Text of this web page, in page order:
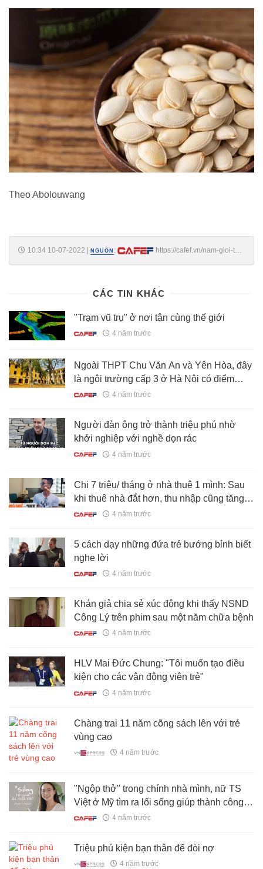
Theo Abolouwang
10:34 10-07-2022 NGUỒN :
https://cafef.vn/nam-gioi-tu-
CÁC TIN KHÁC
"Trạm vũ trụ" ở nơi tận cùng thế giới
4 năm trước
Ngoài THPT Chu Văn An và Yên Hòa, đây
là ngôi trường cấp 3 ở Hà Nội có điểm
chuẩn cao ngất ngưởng năm nay: Xem
4 năm trước
Người đàn ông trở thành triệu phú nhờ
khởi nghiệp với nghề dọn rác
4 năm trước
Chi 7 triệu/ tháng ở nhà thuê 1 mình: Sau
khi thuê nhà đắt hơn, thu nhập cũng tăng
lên theo 4 năm trước
5 cách dạy những đứa trẻ bướng bỉnh biết
nghe lời
4 năm trước
Khán giả chia sẻ xúc động khi thấy NSND
Công Lý trên phim sau một năm chữa bệnh
4 năm trước
HLV Mai Đức Chung: "Tôi muốn tạo điều
kiện cho các vận động viên trẻ"
4 năm trước
Chàng trai 11 năm cõng sách lên với trẻ
vùng cao
4 năm trước
"Ngộp thở" trong chính nhà mình, nữ TS
Việt ở Mỹ tìm ra lối sống giúp thành công
vượt bậc 4 năm trước
Triệu phú kiện bạn thân để đòi nợ
4 năm trước